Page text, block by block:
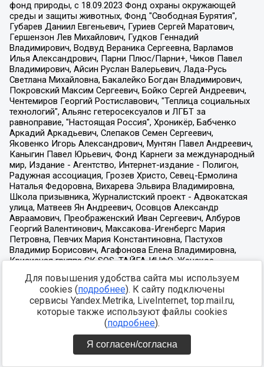
Для повышения удобства сайта мы используем
cookies (подробнее). К сайту подключены
сервисы Yandex.Metrika, LiveInternet, top.mail.ru,
которые также используют файлы cookies
(подробнее).
Я согласен/согласна